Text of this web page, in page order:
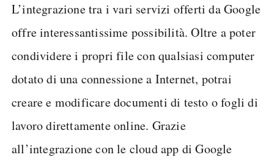
L’integrazione tra i vari servizi offerti da Google
offre interessantissime possibilità. Oltre a poter
condividere i propri file con qualsiasi computer
dotato di una connessione a Internet, potrai
creare e modificare documenti di testo o fogli di
lavoro direttamente online. Grazie
all’integrazione con le cloud app di Google